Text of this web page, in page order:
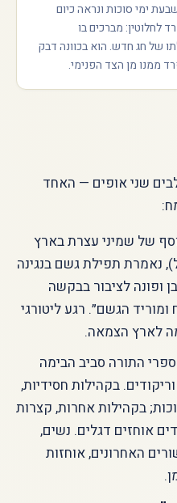
ימי סוכות ונראה כיום
לחלוטין: מברכים בו
של חג חדש. הוא בכוונה דבק
ממנו מן הצד הפנימי.
שני אופים — האחד
של שמיני עצרת בארץ
נאמרת תפילת גשם בנגינה
ופונה לציבור בבקשה
הגשם״. רגע ליטורגי
לארץ הצמאה.
התורה סביב הבימה
בקהילות חסידיות,
בקהילות אחרות, קצרות
אוחזים דגלים. נשים,
האחרונים, אוחזות